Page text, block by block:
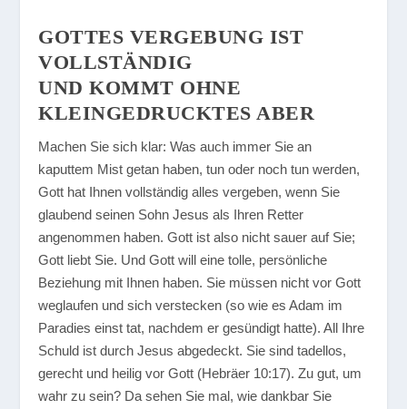
GOTTES VERGEBUNG IST
VOLLSTÄNDIG
UND KOMMT OHNE
KLEINGEDRUCKTES ABER
Machen Sie sich klar: Was auch immer Sie an
kaputtem Mist getan haben, tun oder noch tun werden,
Gott hat Ihnen vollständig alles vergeben, wenn Sie
glaubend seinen Sohn Jesus als Ihren Retter
angenommen haben. Gott ist also nicht sauer auf Sie;
Gott liebt Sie. Und Gott will eine tolle, persönliche
Beziehung mit Ihnen haben. Sie müssen nicht vor Gott
weglaufen und sich verstecken (so wie es Adam im
Paradies einst tat, nachdem er gesündigt hatte). All Ihre
Schuld ist durch Jesus abgedeckt. Sie sind tadellos,
gerecht und heilig vor Gott (Hebräer 10:17). Zu gut, um
wahr zu sein? Da sehen Sie mal, wie dankbar Sie